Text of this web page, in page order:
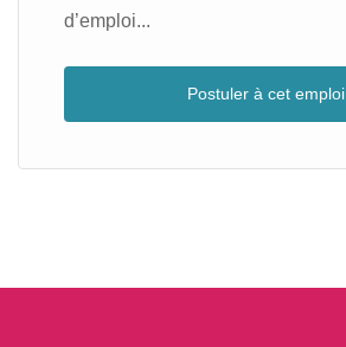
d’emploi...
Postuler à cet emploi